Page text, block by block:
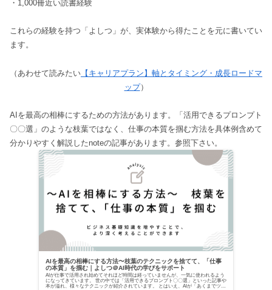
・1,000冊近い読書経験
これらの経験を持つ「よしつ」が、実体験から得たことを元に書いてい
ます。
（あわせて読みたい 【キャリアプラン】軸とタイミング・成長ロードマ
ップ）
AIを最高の相棒にするための方法があります。「活用できるプロンプト
〇〇選」のような枝葉ではなく、仕事の本質を掴む方法を具体例含めて
分かりやすく解説したnoteの記事があります。参照下さい。
AIを最高の相棒にする方法〜枝葉のテクニックを捨てて、「仕事
の本質」を掴む｜よしつ＠AI時代の学びをサポート
AIが仕事で活用され始めてそれほど時間は経っていませんが、一気に使われるよう
になってきています。 世の中では「活用できるプロンプト〇〇選」といった記事や
本が溢れ、様々なテクニックが紹介されています。 とはいえ、AIが「あくまでツー